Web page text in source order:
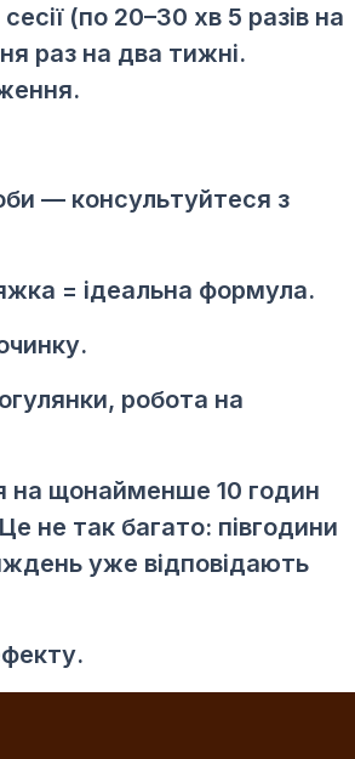
(по 20–30 хв 5 разів на
раз на два тижні.
— консультуйтеся з
= ідеальна формула.
робота на
на щонайменше 10 годин
не так багато: півгодини
уже відповідають